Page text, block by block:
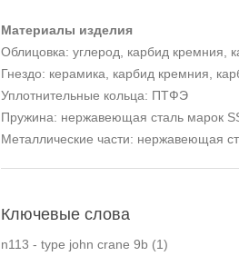
Материалы изделия
Облицовка: углерод, карбид кремния,
Гнездо: керамика, карбид кремния,
Уплотнительные кольца: ПТФЭ
Пружина: нержавеющая сталь марок
Металлические части: нержавеющая
Ключевые слова
n113 - type john crane 9b (1)